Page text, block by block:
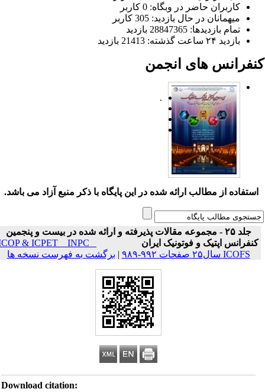
کاربران حاضر در وبگاه: 0 کاربر
میهمانان در حال بازدید: 305 کاربر
تمام بازدید‌ها: 28847365 بازدید
بازدید ۲۴ ساعت گذشته: 21413 بازدید
های انجمن
.
استفاده از مطالب ارائه شده در این پایگاه با ذکر منبع آزاد می باشد.
جلد ۲۵ - مجموعه مقالات پذیرفته و ارائه شده در بیست و پنجمین
کنفرانس اپتیک و فوتونیک ایران
ICOP & ICPET _ INPC _
ICOFS سال۲۵ صفحات ۹۹۲-۹۸۹
|برگشت به فهرست نسخه ها
Download citation: